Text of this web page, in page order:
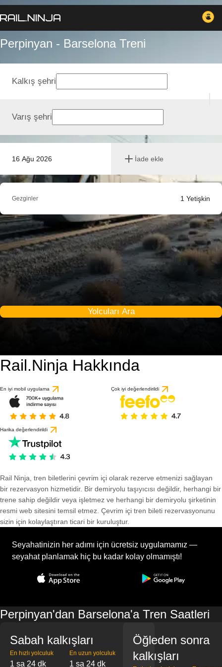
Perpinyan - Barselona Treni
16 Ağu 2026 İade ekle
Kalkış şehri
Varış şehri
Gezginler 1 Yetişkin
Yolcuları Ara
Rail.Ninja Hakkında
En iyi mobil uygulama Çok iyi değerlendirildi
Harika değerlendirildi
Rail Ninja, tren biletlerini çevrim içi olarak rezerve etmenizi sağlayan
bir rezervasyon hizmetidir. Bir demiryolu taşıyıcısı değildir, herhangi bir
trene sahip değildir veya işletmez ve herhangi bir demiryolu şirketinin
resmi web sitesini temsil etmez. Çevrim içi tren bileti rezervasyonunu
sizin için kolaylaştıran ticari bir kuruluştur.
Seyahatinizin her adımı için ücretsiz uygulamamız —
seyahat planlamak hiç bu kadar kolay olmamıştı!
Perpinyan'dan Barselona'a Tren Saatleri
Sabah kalkışları
En hızlı yolculuk
1 sa 24 dk
En uzun yolculuk
1 sa 24 dk
Öğleden sonra
kalkışları
1 değerlendirmeye